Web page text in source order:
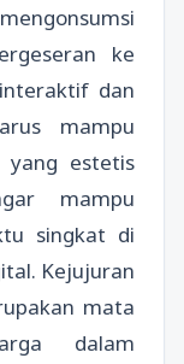
ke
dan
mampu
yang estetis
mampu
singkat di
Kejujuran
mata
dalam